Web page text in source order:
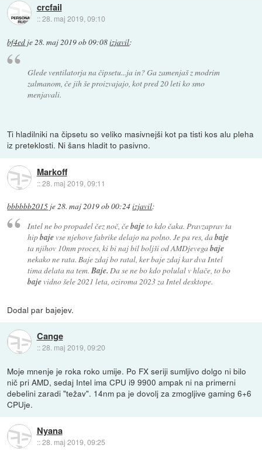
crcfail
::28. maj 2019, 09:10
bf4ed je28. maj 2019 ob 09:08izjavil:
Glede ventilatorja na čipsetu...ja in? Ga zamenjaš z modrim
zalmanom, če jih še proizvajajo, kot pred 20 leti ko smo
menjavali.
Ti hladilniki na čipsetu so veliko masivnejši kot pa tisti kos alu pleha
iz preteklosti. Ni šans hladit to pasivno.
Markoff
::28. maj 2019, 09:11
bbbbbb2015 je28. maj 2019 ob 00:24izjavil:
Intel ne bo propadel čez noč, čebajeto kdo čaka. Pravzaprav ta
hipbajevse njehove fabrike delajo na polno. Je pa res, dabaje
ta njihov 10nm proces, ki bi naj bil boljši od AMDjevegabaje
nekako ne rata. Baje zdaj bo ratal, ker baje zdaj kar dva Intel
tima delata na tem. Baje. Da se ne bo kdo polulal v hlače, to bo
bajevidno šele 2021 leta, oziroma 2023 za Intel desktope.
Dodal par bajejev.
Cange
::28. maj 2019, 09:20
Moje mnenje je roka roko umije. Po FX seriji sumljivo dolgo ni bilo
nič pri AMD, sedaj Intel ima CPU i9 9900 ampak ni na primerni
debelini zaradi "težav". 14nm pa je dovolj za zmogljive gaming 6+6
CPUje.
Nyana
::28. maj 2019, 09:25